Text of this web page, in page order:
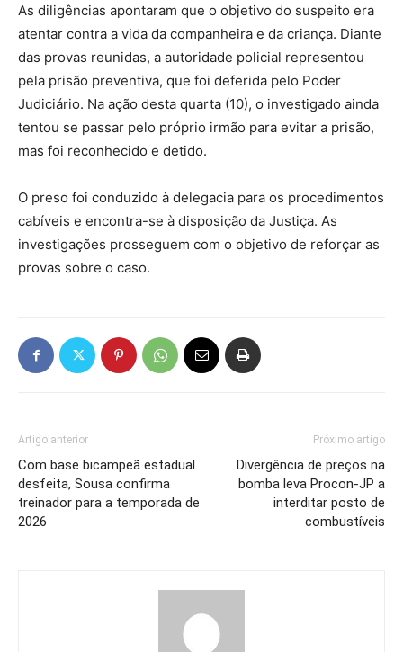
As diligências apontaram que o objetivo do suspeito era
atentar contra a vida da companheira e da criança. Diante
das provas reunidas, a autoridade policial representou
pela prisão preventiva, que foi deferida pelo Poder
Judiciário. Na ação desta quarta (10), o investigado ainda
tentou se passar pelo próprio irmão para evitar a prisão,
mas foi reconhecido e detido.
O preso foi conduzido à delegacia para os procedimentos
cabíveis e encontra-se à disposição da Justiça. As
investigações prosseguem com o objetivo de reforçar as
provas sobre o caso.
Artigo anterior
Com base bicampeã estadual
desfeita, Sousa confirma
treinador para a temporada de
2026
Próximo artigo
Divergência de preços na
bomba leva Procon-JP a
interditar posto de
combustíveis